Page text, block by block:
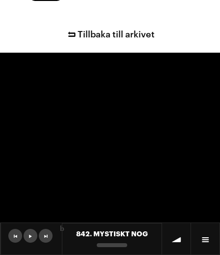
Tillbaka till arkivet
842. MYSTISKT NOG
b